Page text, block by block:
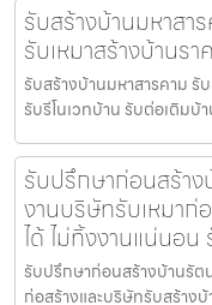
รับสร้างบ้านมหาสา
รับเหมาสร้างบ้านร
รับสร้างบ้านมหาสารคาม รั
รับรีโนเวทบ้าน รับต่อเติม
รับปรึกษาก่อนสร้า
งานบริษัทรับเหมาก่
ได้ ไม่ทิ้งงานแน่นอน
รับปรึกษาก่อนสร้างบ้านรัต
ก่อสร้างและบริษัทรับสร้างบ้